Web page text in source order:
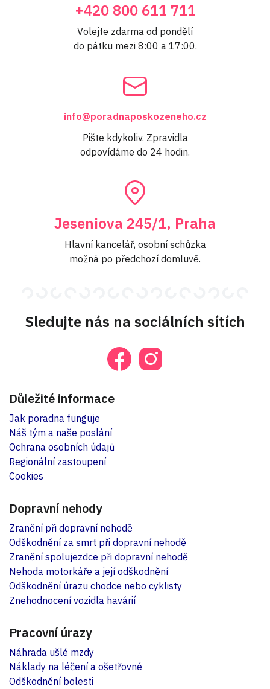
+420 800 611 711
Volejte zdarma od pondělí
do pátku mezi 8:00 a 17:00.
info@poradnaposkozeneho.cz
Pište kdykoliv. Zpravidla
odpovídáme do 24 hodin.
Jeseniova 245/1, Praha
Hlavní kancelář, osobní schůzka
možná po předchozí domluvě.
Sledujte nás na sociálních sítích
Důležité informace
Jak poradna funguje
Náš tým a naše poslání
Ochrana osobních údajů
Regionální zastoupení
Cookies
Dopravní nehody
Zranění při dopravní nehodě
Odškodnění za smrt při dopravní nehodě
Zranění spolujezdce při dopravní nehodě
Nehoda motorkáře a její odškodnění
Odškodnění úrazu chodce nebo cyklisty
Znehodnocení vozidla havárií
Pracovní úrazy
Náhrada ušlé mzdy
Náklady na léčení a ošetřovné
Odškodnění bolesti